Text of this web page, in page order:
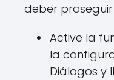
deber
Active la
la
Diálogos y